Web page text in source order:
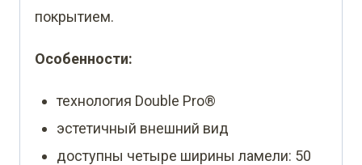
покрытием.
Особенности:
технология Double Pro®
эстетичный внешний вид
доступны четыре ширины ламели: 50